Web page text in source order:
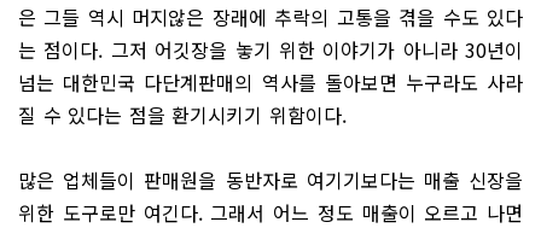
은 그들 역시 머지않은 장래에 추락의 고통을 겪을 수도 있다
는 점이다. 그저 어깃장을 놓기 위한 이야기가 아니라 30년이
넘는 대한민국 다단계판매의 역사를 돌아보면 누구라도 사라
질 수 있다는 점을 환기시키기 위함이다.
많은 업체들이 판매원을 동반자로 여기기보다는 매출 신장을
위한 도구로만 여긴다. 그래서 어느 정도 매출이 오르고 나면